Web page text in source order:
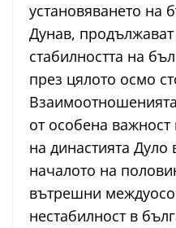
установяването на
Дунав,
стабилността на
през цялото осмо
от особена важност
на династията Дуло
началото на
вътрешни
нестабилност в